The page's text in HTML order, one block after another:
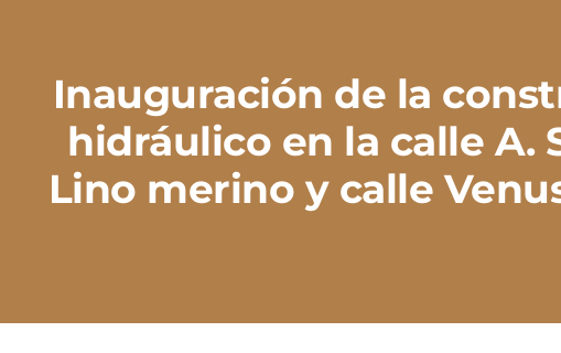
Inauguración de la
hidráulico en la calle A.
Lino merino y calle